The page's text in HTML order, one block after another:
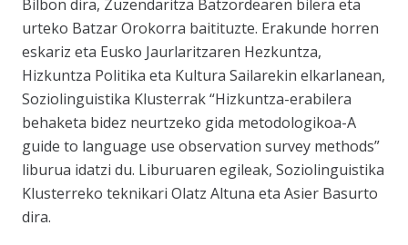
Bilbon dira, Zuzendaritza Batzordearen bilera eta
urteko Batzar Orokorra baitituzte. Erakunde horren
eskariz eta Eusko Jaurlaritzaren Hezkuntza,
Hizkuntza Politika eta Kultura Sailarekin elkarlanean,
Soziolinguistika Klusterrak“Hizkuntza-erabilera
behaketa bidez neurtzeko gida metodologikoa-A
guide to language use observation survey methods”
liburua idatzi du. Liburuaren egileak, Soziolinguistika
Klusterreko teknikari Olatz Altuna eta Asier Basurto
dira.